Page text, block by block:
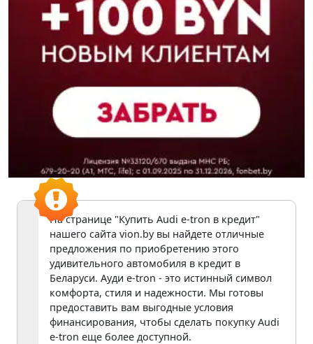
На странице "Купить Audi e-tron в кредит"
нашего сайта vion.by вы найдете отличные
предложения по приобретению этого
удивительного автомобиля в кредит в
Беларуси. Ауди e-tron - это истинный символ
комфорта, стиля и надежности. Мы готовы
предоставить вам выгодные условия
финансирования, чтобы сделать покупку Audi
e-tron еще более доступной.